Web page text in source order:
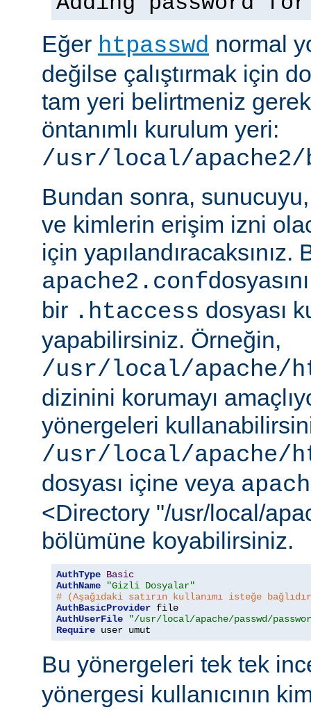
Eğer htpasswd normal
değilse çalıştırmak için
tam yeri belirtmeniz
öntanımlı kurulum yeri:
/usr/local/apache2/
Bundan sonra,
ve kimlerin erişim izni
için yapılandıracaksınız.
apache2.conf
bir .htaccess dosyası
yapabilirsiniz. Örneğin,
/usr/local/apache/
dizinini korumayı
yönergeleri
/usr/local/apache/
dosyası içine veya
<Directory "/usr/local/
bölümüne koyabilirsiniz.
AuthType Basic
AuthName
"Gizli Dosyalar"
# (Aşağıdaki satırın kullanımı isteğe
AuthBasicProvider
AuthUserFile
"/usr/local/apache/passwd/
Require user umut
Bu yönergeleri tek tek
yönergesi kullanıcının